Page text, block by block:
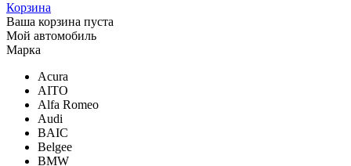
Корзина
Ваша корзина пуста
Мой автомобиль
Марка
Acura
AITO
Alfa Romeo
Audi
BAIC
Belgee
BMW